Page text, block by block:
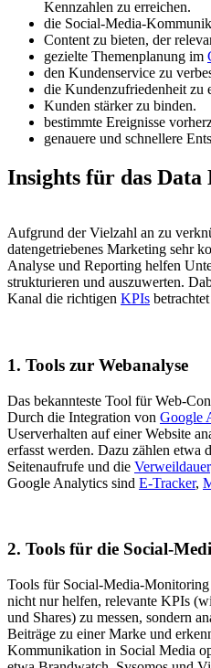
Kennzahlen zu erreichen.
die Social-Media-
Content zu bieten, der
gezielte Themenplanung im
den Kundenservice zu
die Kundenzufriedenheit zu
Kunden stärker zu binden.
bestimmte Ereignisse
genauere und schnellere
Insights für das
Aufgrund der Vielzahl an zu
datengetriebenes Marketing sehr
Analyse und Reporting helfen
strukturieren und auszuwerten.
Kanal die richtigen KPIs
1. Tools zur Webanalyse
Das bekannteste Tool für Web-
Durch die Integration von Google
Userverhalten auf einer Website
erfasst werden. Dazu zählen etwa
Seitenaufrufe und die Verweildauer
Google Analytics sind E-Tracker,
2. Tools für die Social-
Tools für Social-Media-
nicht nur helfen, relevante KPIs
und Shares) zu messen, sondern
Beiträge zu einer Marke und
Kommunikation in Social Media